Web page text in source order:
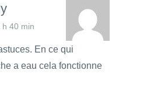
40 min
En ce qui
a eau cela fonctionne